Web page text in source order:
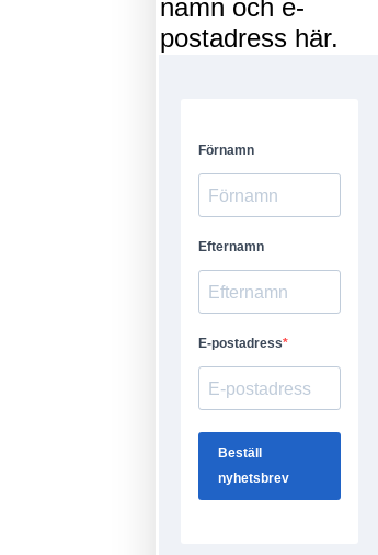
namn och e-
postadress här.